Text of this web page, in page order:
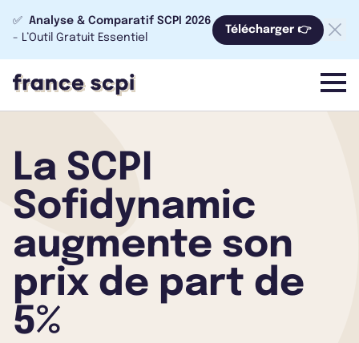
✅ Analyse & Comparatif SCPI 2026
- L’Outil Gratuit Essentiel
Télécharger 👉
menu
La SCPI
Sofidynamic
augmente son
prix de part de
5%